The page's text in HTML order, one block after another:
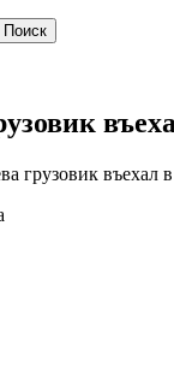
грузовик въехал